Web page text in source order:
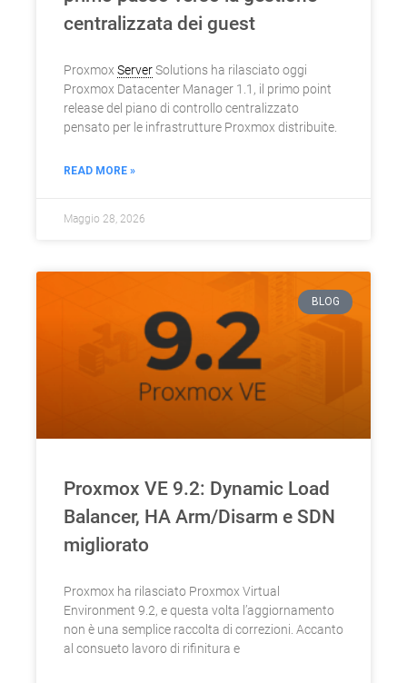
centralizzata dei guest
Proxmox ServerSolutions ha rilasciato oggi
Proxmox Datacenter Manager 1.1, il primo point
release del piano di controllo centralizzato
pensato per le infrastrutture Proxmox distribuite.
READ MORE »
Maggio 28, 2026
BLOG
Proxmox VE 9.2: Dynamic Load
Balancer, HA Arm/Disarm e SDN
migliorato
Proxmox ha rilasciato Proxmox Virtual
Environment 9.2, e questa volta l’aggiornamento
non è una semplice raccolta di correzioni. Accanto
al consueto lavoro di rifinitura e